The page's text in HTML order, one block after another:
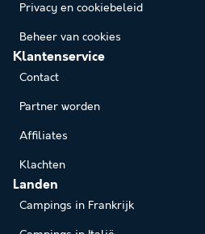
Privacy en cookiebeleid
Beheer van cookies
Klantenservice
Contact
Partner worden
Affiliates
Klachten
Landen
Campings in Frankrijk